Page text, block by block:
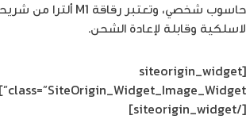
لاسلكية وقابلة لإعادة الشحن.
[siteorigin_widget
class=”SiteOrigin_Widget_Image_Widget”]
[/siteorigin_widget]